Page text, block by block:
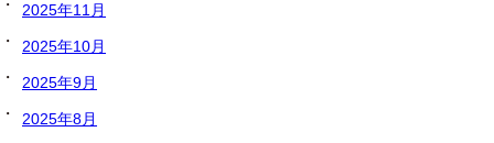
2025年11月
2025年10月
2025年9月
2025年8月